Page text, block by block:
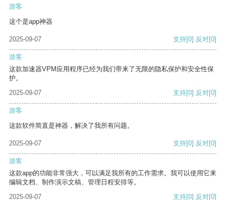
游客
这个是app神器
2025-09-07 支持[0] 反对[0]
游客
这款加速器VPM应用程序已经为我们带来了无限的隐私保护和安全性保
护。
2025-09-07
支持[0] 反对[0]
游客
这款软件简直是神器，解决了我所有问题。
2025-09-07 支持[0] 反对[0]
游客
这款app的功能非常强大，可以满足我所有的工作需求。我可以使用它来
编辑文档、制作演示文稿、管理日程安排等。
2025-09-07
支持[0] 反对[0]